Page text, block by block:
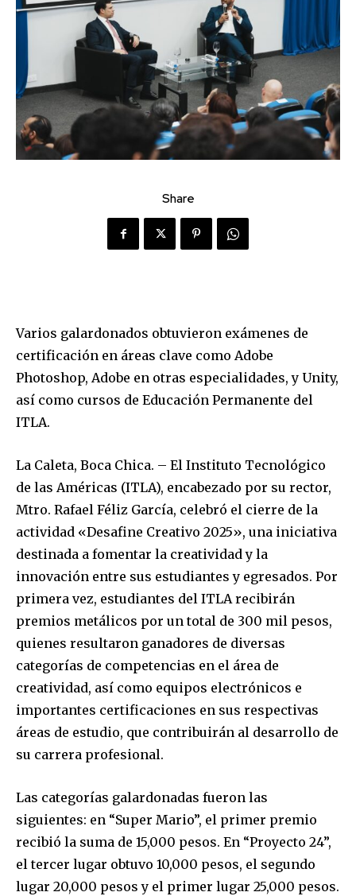
Share
Varios galardonados obtuvieron exámenes de
certificación en áreas clave como Adobe
Photoshop, Adobe en otras especialidades, y Unity,
así como cursos de Educación Permanente del
ITLA.
La Caleta, Boca Chica. – El Instituto Tecnológico
de las Américas (ITLA), encabezado por su rector,
Mtro. Rafael Féliz García, celebró el cierre de la
actividad «Desafine Creativo 2025», una iniciativa
destinada a fomentar la creatividad y la
innovación entre sus estudiantes y egresados. Por
primera vez, estudiantes del ITLA recibirán
premios metálicos por un total de 300 mil pesos,
quienes resultaron ganadores de diversas
categorías de competencias en el área de
creatividad, así como equipos electrónicos e
importantes certificaciones en sus respectivas
áreas de estudio, que contribuirán al desarrollo de
su carrera profesional.
Las categorías galardonadas fueron las
siguientes: en “Super Mario”, el primer premio
recibió la suma de 15,000 pesos. En “Proyecto 24”,
el tercer lugar obtuvo 10,000 pesos, el segundo
lugar 20,000 pesos y el primer lugar 25,000 pesos.